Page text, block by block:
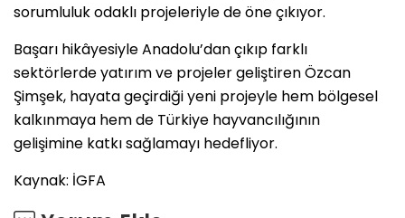
sorumluluk odaklı projeleriyle de öne çıkıyor.
Başarı hikâyesiyle Anadolu’dan çıkıp farklı
sektörlerde yatırım ve projeler geliştiren Özcan
Şimşek, hayata geçirdiği yeni projeyle hem bölgesel
kalkınmaya hem de Türkiye hayvancılığının
gelişimine katkı sağlamayı hedefliyor.
Kaynak: İGFA